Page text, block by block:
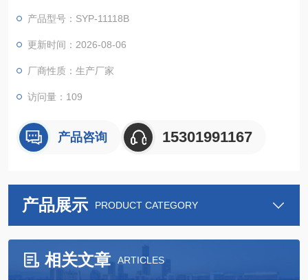
S和L-HG液压油的产品，适用于在流体静压液压系统中使用的液
压油。
产品型号：SYP-11118B
更新时间：2026-08-06
厂商性质：生产厂家
访问量：109
产品咨询 15301991167
产品展示 PRODUCT CATEGORY
相关文章 ARTICLES